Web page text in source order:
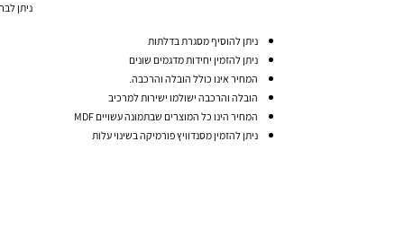
ניתן
ניתן להוסיף מסגרת בדלתות
ניתן להזמין יחידות מדגמים שונים
המחיר אינו כולל הובלה והרכבה.
הובלה והרכבה ישולמו ישירות למרכיב
המחיר הינו כל המוצרים שבתמונה עשויים MDF
ניתן להזמין מסנדוויץ פורמיקה בשינוי עלות